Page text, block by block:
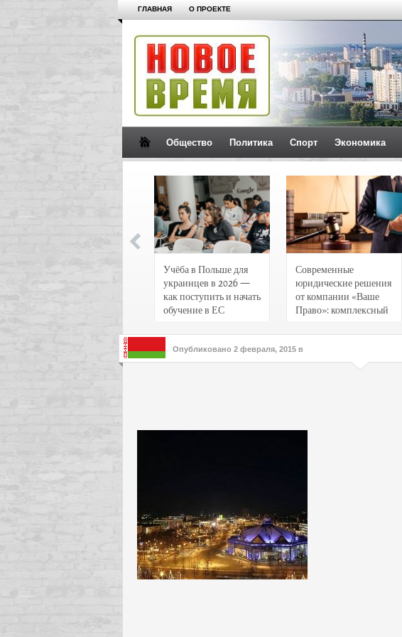
ГЛАВНАЯ О ПРОЕКТЕ
Общество Политика Спорт Экономика
Учёба в Польше для
украинцев в 2026 —
как поступить и начать
обучение в ЕС
Современные
юридические решения
от компании «Ваше
Право»: комплексный
интересов клиентов
Опубликовано 2 февраля, 2015 в